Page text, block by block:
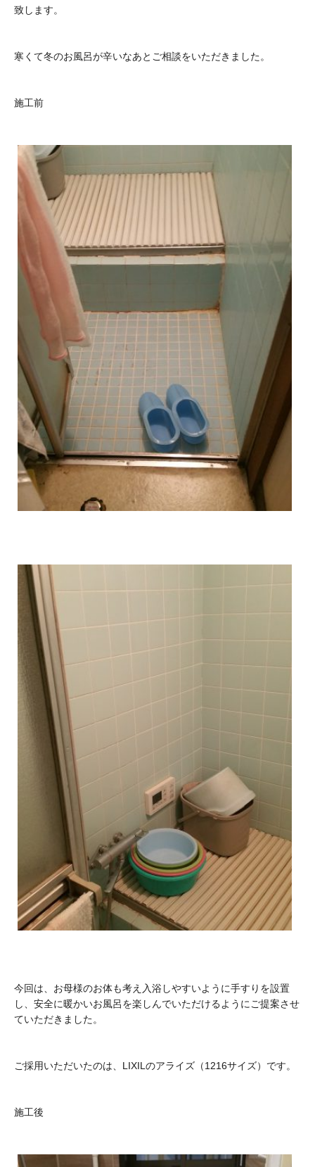
致します。
寒くて冬のお風呂が辛いなあとご相談をいただきました。
施工前
今回は、お母様のお体も考え入浴しやすいように手すりを設置
し、安全に暖かいお風呂を楽しんでいただけるようにご提案させ
ていただきました。
ご採用いただいたのは、LIXILのアライズ（1216サイズ）です。
施工後